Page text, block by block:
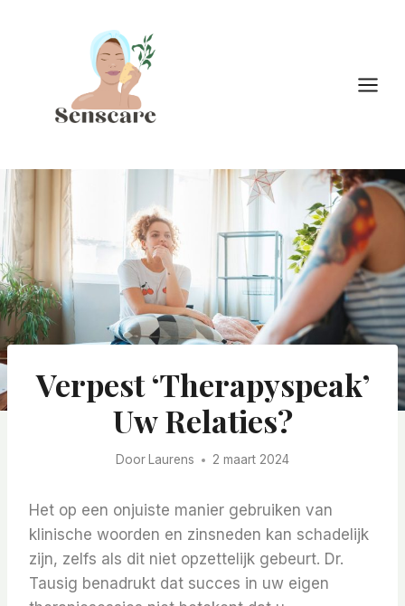
Verpest ‘Therapyspeak’
Uw Relaties?
Door Laurens 2 maart 2024
Het op een onjuiste manier gebruiken van
klinische woorden en zinsneden kan schadelijk
zijn, zelfs als dit niet opzettelijk gebeurt. Dr.
Tausig benadrukt dat succes in uw eigen